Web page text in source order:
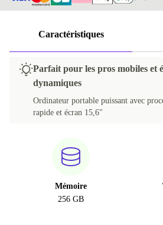
Caractéristiques
Parfait pour les pros mobiles et
dynamiques
Ordinateur portable puissant avec
rapide et écran 15,6"
Mémoire
256 GB